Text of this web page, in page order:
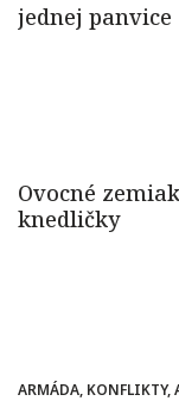
ARMÁDA, KONFLIKTY,